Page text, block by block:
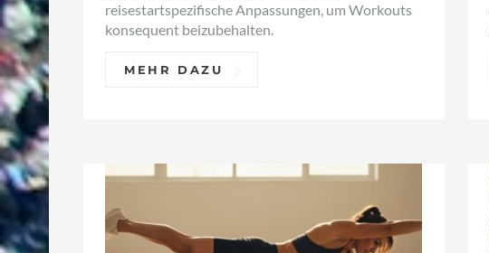
reisestartspezifische Anpassungen, um Workouts
konsequent beizubehalten.
MEHR DAZU